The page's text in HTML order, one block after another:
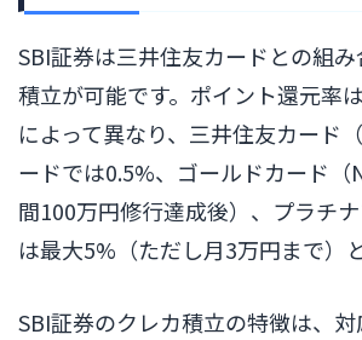
SBI証券は三井住友カードとの組
積立が可能です。ポイント還元率
によって異なり、三井住友カード
ードでは0.5%、ゴールドカード（
間100万円修行達成後）、プラチ
は最大5%（ただし月3万円まで）
SBI証券のクレカ積立の特徴は、